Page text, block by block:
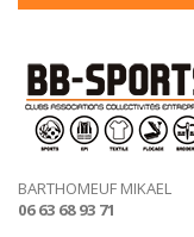
BARTHOMEUF MIKAEL
06 63 68 93 71